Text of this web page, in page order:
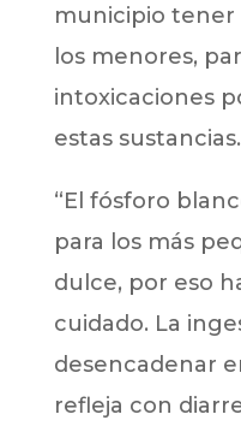
municipio tener
los menores,
intoxicaciones
estas sustancias.
“El fósforo
para los más
dulce, por eso
cuidado. La
desencadenar
refleja con